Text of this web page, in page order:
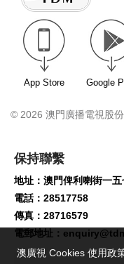
App Store Google
© 2026 澳門廣播電視股
保持聯繫
地址：澳門俾利喇街一
電話：28517758
傳真：28716579
電郵地址：
澳廣視 Cookies 使用政